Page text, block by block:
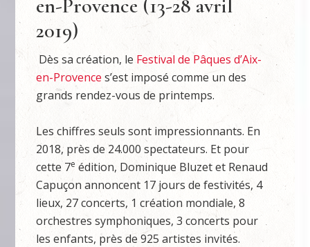
en-Provence (13-28 avril
2019)
Dès sa création, le Festival de Pâques d’Aix-
en-Provence s’est imposé comme un des
grands rendez-vous de printemps.
Les chiffres seuls sont impressionnants. En
2018, près de 24.000 spectateurs. Et pour
cette 7e édition, Dominique Bluzet et Renaud
Capuçon annoncent 17 jours de festivités, 4
lieux, 27 concerts, 1 création mondiale, 8
orchestres symphoniques, 3 concerts pour
les enfants, près de 925 artistes invités.